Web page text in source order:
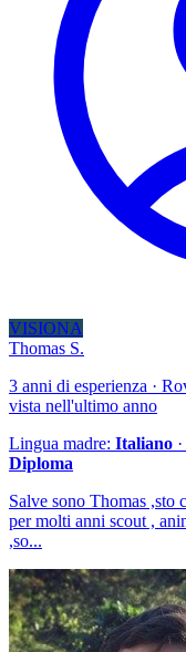
VISIONA
Thomas S.
3 anni di esperienza ·
vista nell'ultimo anno
Lingua madre: Italiano
Diploma
Salve sono Thomas ,sto
per molti anni scout ,
,so...